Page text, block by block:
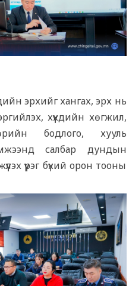
эрхийг хангах, эрх нь
хүүхдийн хөгжил,
бодлого, хууль
салбар дундын
үүрэг бүхий орон тооны